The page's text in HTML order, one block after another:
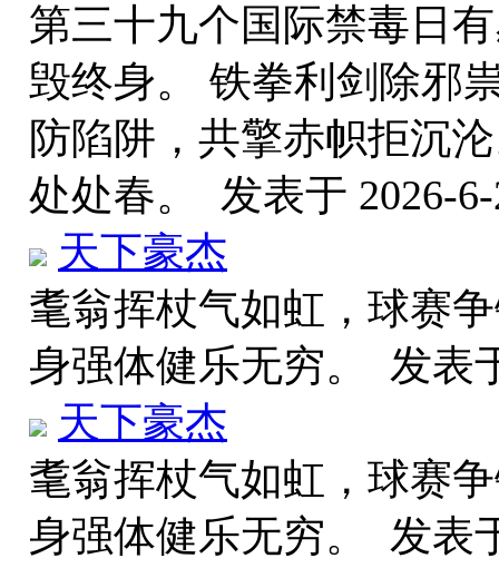
第三十九个国际禁毒日
毁终身。 铁拳利剑除邪
防陷阱，共擎赤帜拒沉
处处春。 发表于 2026-
天下豪杰
耄翁挥杖气如虹，球赛
身强体健乐无穷。 发表
天下豪杰
耄翁挥杖气如虹，球赛
身强体健乐无穷。 发表